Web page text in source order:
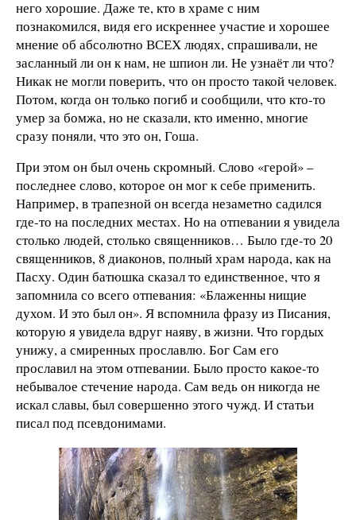
него хорошие. Даже те, кто в храме с ним
познакомился, видя его искреннее участие и хорошее
мнение об абсолютно ВСЕХ людях, спрашивали, не
засланный ли он к нам, не шпион ли. Не узнаёт ли что?
Никак не могли поверить, что он просто такой человек.
Потом, когда он только погиб и сообщили, что кто-то
умер за бомжа, но не сказали, кто именно, многие
сразу поняли, что это он, Гоша.
При этом он был очень скромный. Слово «герой» –
последнее слово, которое он мог к себе применить.
Например, в трапезной он всегда незаметно садился
где-то на последних местах. Но на отпевании я увидела
столько людей, столько священников… Было где-то 20
священников, 8 диаконов, полный храм народа, как на
Пасху. Один батюшка сказал то единственное, что я
запомнила со всего отпевания: «Блаженны нищие
духом. И это был он». Я вспомнила фразу из Писания,
которую я увидела вдруг наяву, в жизни. Что гордых
унижу, а смиренных прославлю. Бог Сам его
прославил на этом отпевании. Было просто какое-то
небывалое стечение народа. Сам ведь он никогда не
искал славы, был совершенно этого чужд. И статьи
писал под псевдонимами.